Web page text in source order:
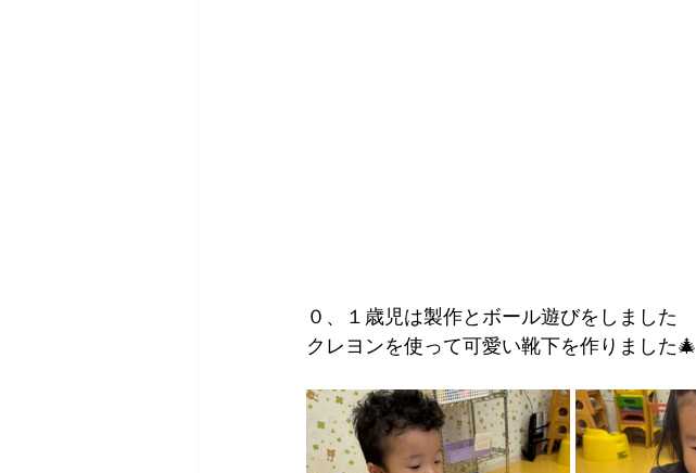
０、１歳児は製作とボール遊びをしました
クレヨンを使って可愛い靴下を作りました🎄